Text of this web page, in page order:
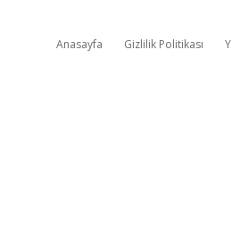
Anasayfa Gizlilik Politikası